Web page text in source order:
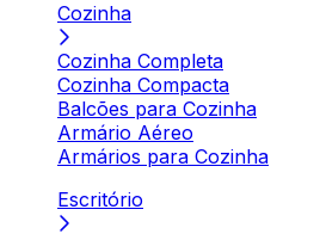
Cozinha
Cozinha Completa
Cozinha Compacta
Balcões para Cozinha
Armário Aéreo
Armários para Cozinha
Escritório